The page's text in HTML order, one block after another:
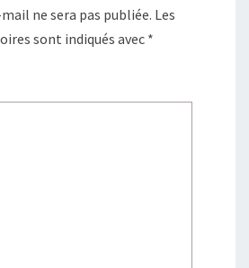
ne sera pas publiée. Les
sont indiqués avec *